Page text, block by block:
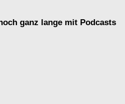
ganz lange mit Podcasts